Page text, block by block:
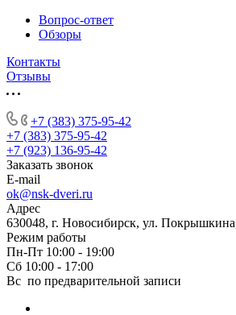
Вопрос-ответ
Обзоры
Контакты
Отзывы
+7 (383) 375-95-42
+7 (383) 375-95-42
+7 (923) 136-95-42
Заказать звонок
E-mail
ok@nsk-dveri.ru
Адрес
630048, г. Новосибирск, ул.
Режим работы
Пн-Пт 10:00 - 19:00
Сб 10:00 - 17:00
Вс по предварительной записи